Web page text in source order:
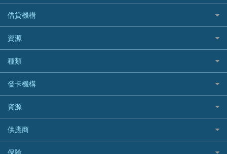
私人貸款比較
稅季/稅務貸款
網上貸款
結餘轉戶(清卡數貸款)
銀行貸款
財務公司貸款
免入息貸款
免TU貸款
急借錢
借貸機構
BEA 東亞銀行
BOC 中國銀行
Cashing Pro 優尚信貸
CCB(Asia) 中國建設銀行 (亞洲)
Citibank 花旗銀行
CNCBI 信銀國際
CreFIT 維信
DBS 星展銀行
資源
如何申請個人貸款
如何管理個人貸款
個人貸款有用資訊
清卡數貸款教學
循環貸款教學
個人化貸款產品推介 🔥全新
種類
網購優惠
精選外幣網購信用卡
尊尚信用卡
公司信用卡
電子錢包信用卡
發卡機構
Citibank花旗銀行
AE美國運通
DBS星展銀行
HSBC滙豐銀行
資源
Black Friday優惠
淘寶付款方式
供應商
八達通自動增值信用卡
保險